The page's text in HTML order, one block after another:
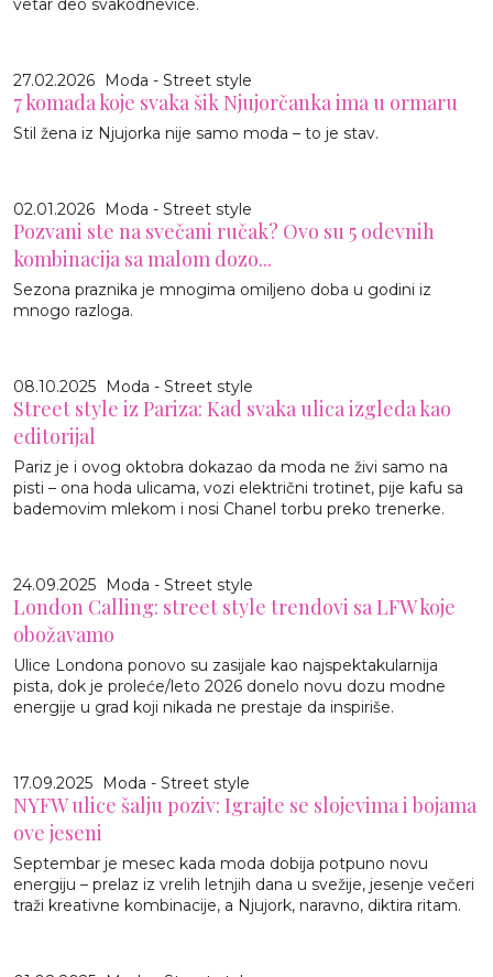
27.02.2026 Moda - Street style
7 komada koje svaka šik Njujorčanka ima u ormaru
Stil žena iz Njujorka nije samo moda – to je stav.
02.01.2026 Moda - Street style
Pozvani ste na svečani ručak? Ovo su 5 odevnih
kombinacija sa malom dozo...
Sezona praznika je mnogima omiljeno doba u godini iz
mnogo razloga.
08.10.2025 Moda - Street style
Street style iz Pariza: Kad svaka ulica izgleda kao
editorijal
Pariz je i ovog oktobra dokazao da moda ne živi samo na
pisti – ona hoda ulicama, vozi električni trotinet, pije kafu sa
bademovim mlekom i nosi Chanel torbu preko trenerke.
24.09.2025 Moda - Street style
London Calling: street style trendovi sa LFW koje
obožavamo
Ulice Londona ponovo su zasijale kao najspektakularnija
pista, dok je proleće/leto 2026 donelo novu dozu modne
energije u grad koji nikada ne prestaje da inspiriše.
17.09.2025 Moda - Street style
NYFW ulice šalju poziv: Igrajte se slojevima i bojama
ove jeseni
Septembar je mesec kada moda dobija potpuno novu
energiju – prelaz iz vrelih letnjih dana u svežije, jesenje večeri
traži kreativne kombinacije, a Njujork, naravno, diktira ritam.